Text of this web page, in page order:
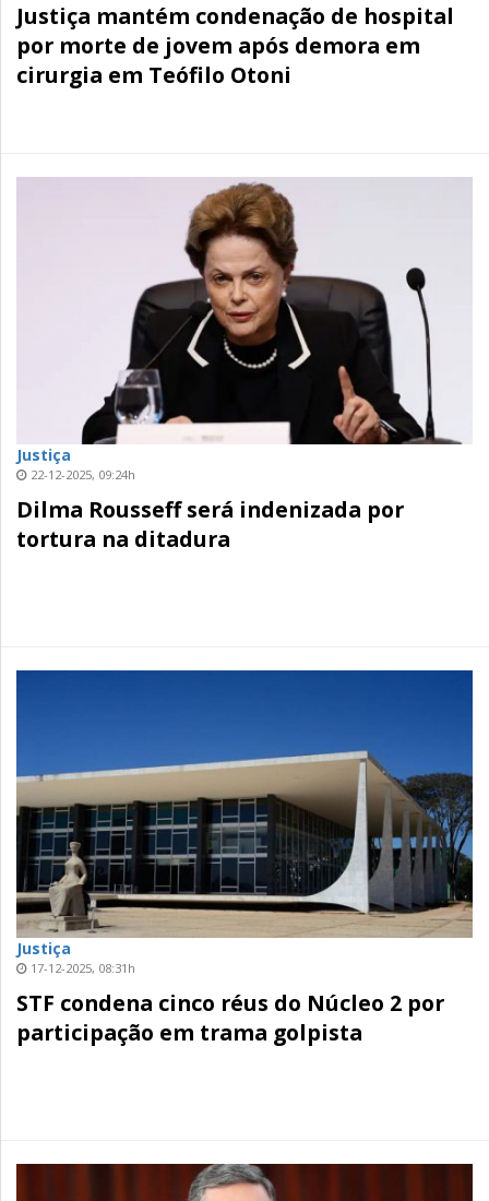
Justiça mantém condenação de hospital
por morte de jovem após demora em
cirurgia em Teófilo Otoni
Justiça
22-12-2025, 09:24h
Dilma Rousseff será indenizada por
tortura na ditadura
Justiça
17-12-2025, 08:31h
STF condena cinco réus do Núcleo 2 por
participação em trama golpista